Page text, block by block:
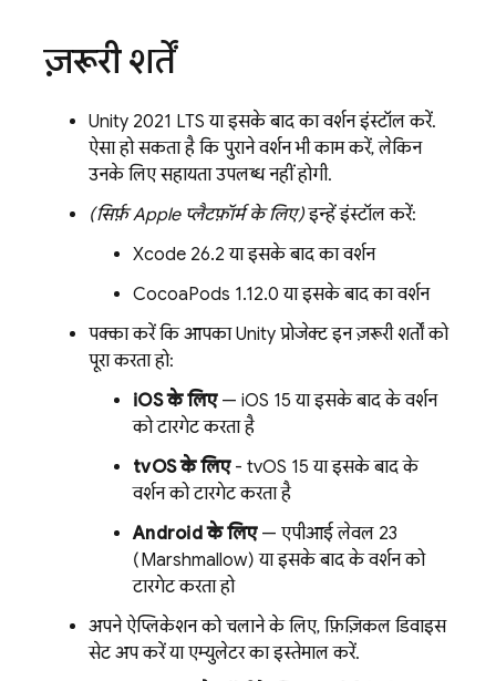
ज़रूरी शर्तें
Unity 2021 LTS या इसके बाद का वर्शन इंस्टॉल करें.
ऐसा हो सकता है कि पुराने वर्शन भी काम करें, लेकिन
उनके लिए सहायता उपलब्ध नहीं होगी.
(सिर्फ़ Apple प्लैटफ़ॉर्म के लिए)इन्हें इंस्टॉल करें:
Xcode 26.2 या इसके बाद का वर्शन
CocoaPods 1.12.0 या इसके बाद का वर्शन
पक्का करें कि आपका Unity प्रोजेक्ट इन ज़रूरी शर्तों को
पूरा करता हो:
iOS के लिए— iOS 15 या इसके बाद के वर्शन
को टारगेट करता है
tvOS के लिए- tvOS 15 या इसके बाद के
वर्शन को टारगेट करता है
Android के लिए— एपीआई लेवल 23
(Marshmallow) या इसके बाद के वर्शन को
टारगेट करता हो
अपने ऐप्लिकेशन को चलाने के लिए, फ़िज़िकल डिवाइस
सेट अप करें या एम्युलेटर का इस्तेमाल करें.